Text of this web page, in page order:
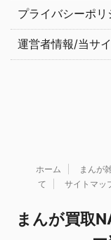
プライバシーポリ
運営者情報/当サ
ホーム まんが
て
サイトマッ
まんが買取